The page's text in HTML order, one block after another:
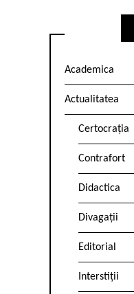
Academica
Actualitatea
Certocrația
Contrafort
Didactica
Divagații
Editorial
Interstiții